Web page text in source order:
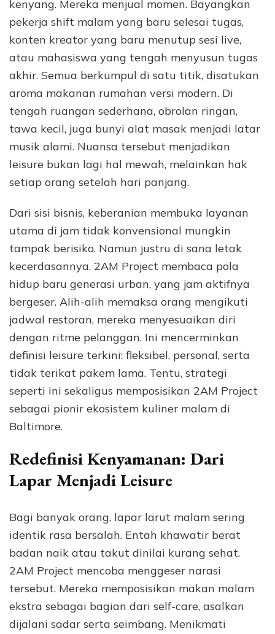
kenyang. Mereka menjual momen. Bayangkan
pekerja shift malam yang baru selesai tugas,
konten kreator yang baru menutup sesi live,
atau mahasiswa yang tengah menyusun tugas
akhir. Semua berkumpul di satu titik, disatukan
aroma makanan rumahan versi modern. Di
tengah ruangan sederhana, obrolan ringan,
tawa kecil, juga bunyi alat masak menjadi latar
musik alami. Nuansa tersebut menjadikan
leisure bukan lagi hal mewah, melainkan hak
setiap orang setelah hari panjang.
Dari sisi bisnis, keberanian membuka layanan
utama di jam tidak konvensional mungkin
tampak berisiko. Namun justru di sana letak
kecerdasannya. 2AM Project membaca pola
hidup baru generasi urban, yang jam aktifnya
bergeser. Alih-alih memaksa orang mengikuti
jadwal restoran, mereka menyesuaikan diri
dengan ritme pelanggan. Ini mencerminkan
definisi leisure terkini: fleksibel, personal, serta
tidak terikat pakem lama. Tentu, strategi
seperti ini sekaligus memposisikan 2AM Project
sebagai pionir ekosistem kuliner malam di
Baltimore.
Redefinisi Kenyamanan: Dari
Lapar Menjadi Leisure
Bagi banyak orang, lapar larut malam sering
identik rasa bersalah. Entah khawatir berat
badan naik atau takut dinilai kurang sehat.
2AM Project mencoba menggeser narasi
tersebut. Mereka memposisikan makan malam
ekstra sebagai bagian dari self-care, asalkan
dijalani sadar serta seimbang. Menikmati